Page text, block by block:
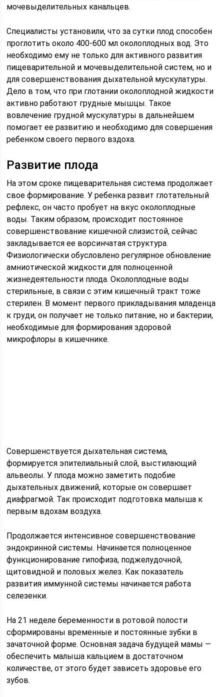
мочевыделительных канальцев.
Специалисты установили, что за сутки плод способен
проглотить около 400-600 мл околоплодных вод. Это
необходимо ему не только для активного развития
пищеварительной и мочевыделительной систем, но и
для совершенствования дыхательной мускулатуры.
Дело в том, что при глотании околоплодной жидкости
активно работают грудные мышцы. Такое
вовлечение грудной мускулатуры в дальнейшем
помогает ее развитию и необходимо для совершения
ребенком своего первого вздоха.
Развитие плода
На этом сроке пищеварительная система продолжает
свое формирование. У ребенка развит глотательный
рефлекс, он часто пробует на вкус околоплодные
воды. Таким образом, происходит постоянное
совершенствование кишечной слизистой, сейчас
закладывается ее ворсинчатая структура.
Физиологически обусловлено регулярное обновление
амниотической жидкости для полноценной
жизнедеятельности плода. Околоплодные воды
стерильные, в связи с этим кишечный тракт тоже
стерилен. В момент первого прикладывания младенца
к груди, он получает не только питание, но и бактерии,
необходимые для формирования здоровой
микрофлоры в кишечнике.
Совершенствуется дыхательная система,
формируется эпителиальный слой, выстилающий
альвеолы. У плода можно заметить подобие
дыхательных движений, которые он совершает
диафрагмой. Так происходит подготовка малыша к
первым вдохам воздуха.
Продолжается интенсивное совершенствование
эндокринной системы. Начинается полноценное
функционирование гипофиза, поджелудочной,
щитовидной и половых желез. Как показатель
развития иммунной системы начинается работа
селезенки.
На 21 неделе беременности в ротовой полости
сформированы временные и постоянные зубки в
зачаточной форме. Основная задача будущей мамы —
обеспечить малыша кальцием в достаточном
количестве, от этого будет зависеть здоровье его
зубов.